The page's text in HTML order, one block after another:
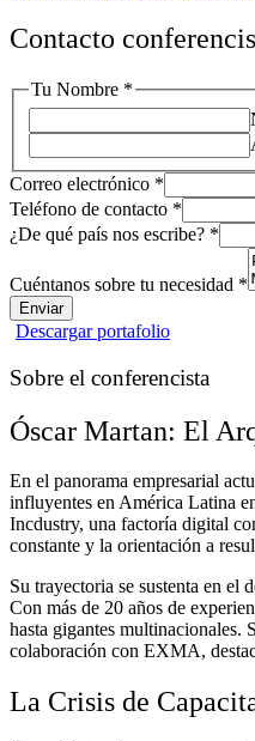
Contacto
escribe?
¿De
qué
Tu Nombre *
Correo electrónico *
Teléfono de contacto *
¿De qué país nos escribe? *
Cuéntanos sobre tu necesidad *
Enviar
Descargar portafolio
Sobre el conferencista
Óscar Martan: El
En el panorama empresarial
influyentes en América Latina
Incdustry, una factoría digital
constante y la orientación a
Su trayectoria se sustenta en el
Con más de 20 años de
hasta gigantes multinacionales.
colaboración con EXMA,
La Crisis de